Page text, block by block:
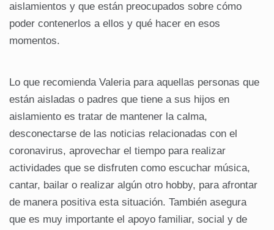
aislamientos y que están preocupados sobre cómo
poder contenerlos a ellos y qué hacer en esos
momentos.
Lo que recomienda Valeria para aquellas personas que
están aisladas o padres que tiene a sus hijos en
aislamiento es tratar de mantener la calma,
desconectarse de las noticias relacionadas con el
coronavirus, aprovechar el tiempo para realizar
actividades que se disfruten como escuchar música,
cantar, bailar o realizar algún otro hobby, para afrontar
de manera positiva esta situación. También asegura
que es muy importante el apoyo familiar, social y de